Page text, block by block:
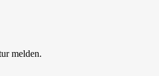
melden.